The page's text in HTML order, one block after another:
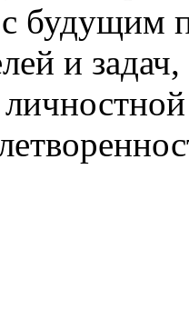
с будущим
и